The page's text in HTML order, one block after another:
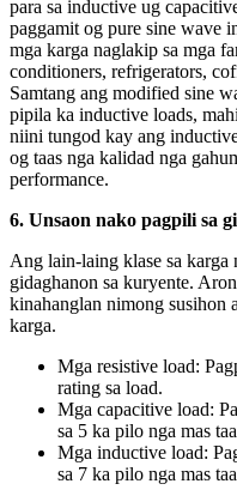
para sa inductive ug
paggamit og pure sine wave
mga karga naglakip sa mga
conditioners, refrigerators,
Samtang ang modified sine
pipila ka inductive loads,
niini tungod kay ang
og taas nga kalidad nga
performance.
6. Unsaon nako pagpili sa
Ang lain-laing klase sa
gidaghanon sa kuryente.
kinahanglan nimong susihon
karga.
Mga resistive load:
rating sa load.
Mga capacitive load:
sa 5 ka pilo nga mas
Mga inductive load:
sa 7 ka pilo nga mas